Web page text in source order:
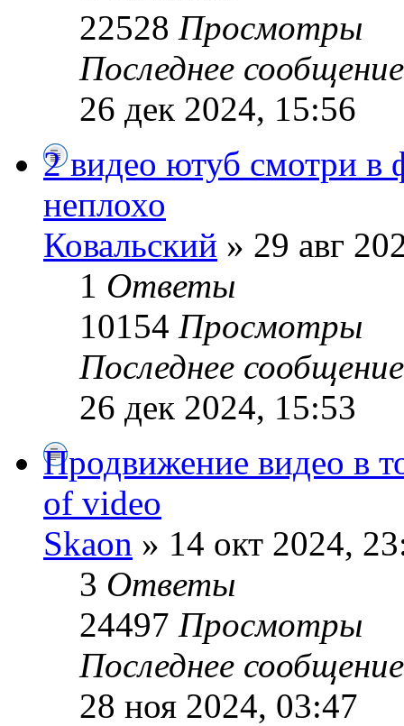
22528 Просмотры
Последнее
26 дек 2024, 15:56
2 видео ютуб смотри в
неплохо
Ковальский » 29 авг
1 Ответы
10154 Просмотры
Последнее
26 дек 2024, 15:53
Продвижение видео в
of video
Skaon » 14 окт 2024,
3 Ответы
24497 Просмотры
Последнее
28 ноя 2024, 03:47